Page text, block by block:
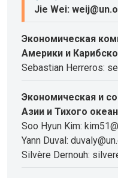
Jie Wei:
Экономическая
Америки и
Sebastian Herreros:
Экономическая и
Азии и Тихого
Soo Hyun Kim:
Yann Duval:
Silvère Dernouh: